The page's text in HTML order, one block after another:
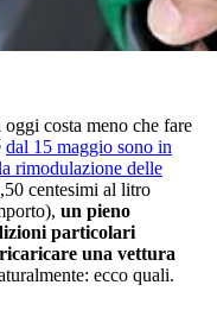
costa meno che fare
dal 15 maggio sono in
rimodulazione delle
centesimi al litro
un pieno
particolari
una vettura
ecco quali.